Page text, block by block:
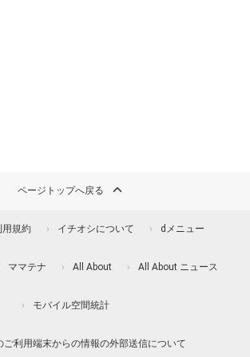
ページトップへ戻る
用規約 イチオシについて dメニュー
ママテナ All About All About ニュース
モバイル空間統計
ご利用端末からの情報の外部送信について